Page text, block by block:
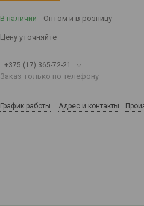
В наличии Оптом и в розницу
Цену уточняйте
+375 (17) 365-72-21
Заказ только по телефону
График работы Адрес и контакты